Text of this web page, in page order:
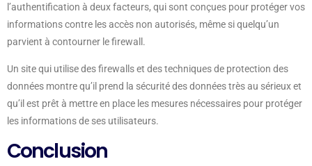
l’authentification à deux facteurs, qui sont conçues pour protéger vos
informations contre les accès non autorisés, même si quelqu’un
parvient à contourner le firewall.
Un site qui utilise des firewalls et des techniques de protection des
données montre qu’il prend la sécurité des données très au sérieux et
qu’il est prêt à mettre en place les mesures nécessaires pour protéger
les informations de ses utilisateurs.
Conclusion